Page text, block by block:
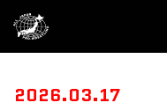
2026.03.17